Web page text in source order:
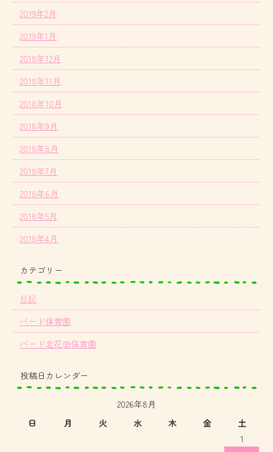
2019年2月
2019年1月
2018年12月
2018年11月
2018年10月
2018年9月
2018年8月
2018年7月
2018年6月
2018年5月
2018年4月
カテゴリー
日記
バード保育園
バード北花田保育園
投稿日カレンダー
2026年8月
日
月 火 水 木 金
土
1